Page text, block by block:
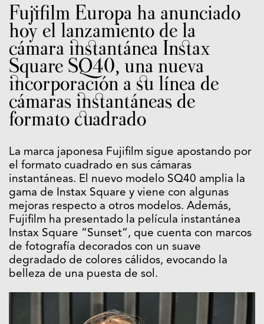
Fujifilm Europa ha anunciado
hoy el lanzamiento de la
cámara instantánea Instax
Square SQ40, una nueva
incorporación a su línea de
cámaras instantáneas de
formato cuadrado
La marca japonesa Fujifilm sigue apostando por
el formato cuadrado en sus cámaras
instantáneas. El nuevo modelo SQ40 amplia la
gama de Instax Square y viene con algunas
mejoras respecto a otros modelos. Además,
Fujifilm ha presentado la película instantánea
Instax Square “Sunset”, que cuenta con marcos
de fotografía decorados con un suave
degradado de colores cálidos, evocando la
belleza de una puesta de sol.